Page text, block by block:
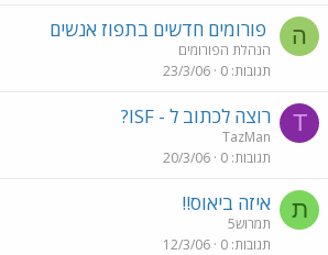
ה פורומים חדשים בתפוז אנשים
הנהלת הפורומים
תגובות 0
23/3/06
T רוצה לכתוב ל - ISF?
TazMan
תגובות 0
20/3/06
ת איזה ביאוס!!
תמרוש5
תגובות 0
12/3/06